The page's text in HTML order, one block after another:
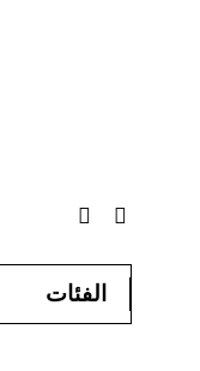
الفئات